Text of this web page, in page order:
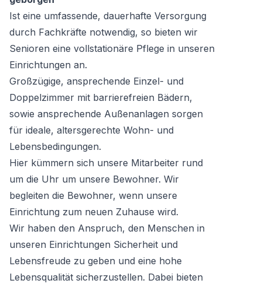
Ist eine umfassende, dauerhafte Versorgung
durch Fachkräfte notwendig, so bieten wir
Senioren eine vollstationäre Pflege in unseren
Einrichtungen an.
Großzügige, ansprechende Einzel- und
Doppelzimmer mit barrierefreien Bädern,
sowie ansprechende Außenanlagen sorgen
für ideale, altersgerechte Wohn- und
Lebensbedingungen.
Hier kümmern sich unsere Mitarbeiter rund
um die Uhr um unsere Bewohner. Wir
begleiten die Bewohner, wenn unsere
Einrichtung zum neuen Zuhause wird.
Wir haben den Anspruch, den Menschen in
unseren Einrichtungen Sicherheit und
Lebensfreude zu geben und eine hohe
Lebensqualität sicherzustellen. Dabei bieten